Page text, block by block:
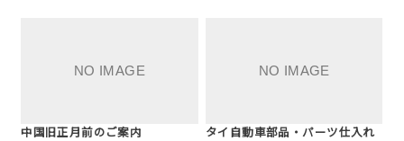
中国旧正月前のご案内
タイ自動車部品・パーツ仕入れ